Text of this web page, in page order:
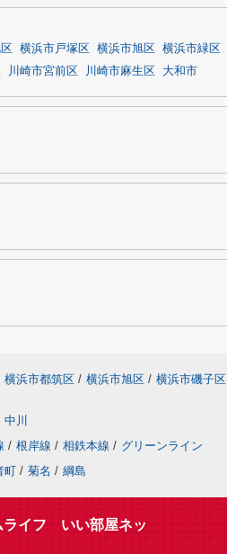
横浜市戸塚区 横浜市旭区 横浜市緑区
川崎市宮前区 川崎市麻生区 大和市
横浜市都筑区 / 横浜市旭区 / 横浜市磯子区
中川
/ 根岸線 / 相鉄本線 / グリーンライン
町 / 菊名 / 綱島
ライフ いい部屋ネッ